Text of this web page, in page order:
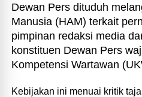
Dewan Pers dituduh
Manusia (HAM) terkait
pimpinan redaksi media
konstituen Dewan Pers
Kompetensi Wartawan
Kebijakan ini menuai kritik